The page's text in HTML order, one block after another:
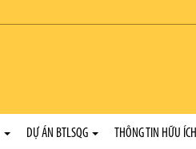
DỰ ÁN BTLSQG THÔNG TIN HỮU ÍCH